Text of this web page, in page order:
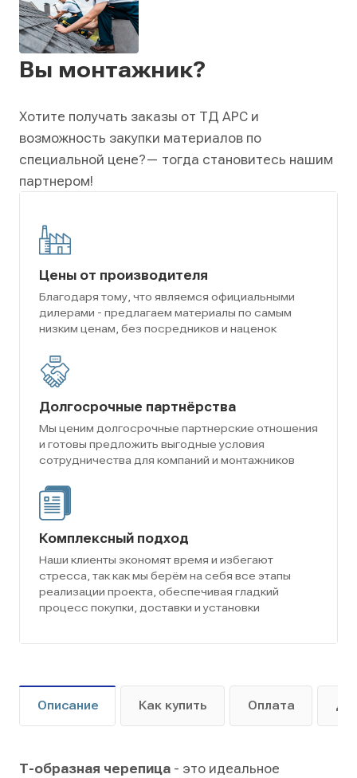
Вы монтажник?
Хотите получать заказы от ТД АРС и
возможность закупки материалов по
специальной цене?— тогда становитесь нашим
партнером!
Цены от производителя
Благодаря тому, что являемся официальными
дилерами - предлагаем материалы по самым
низким ценам, без посредников и наценок
Долгосрочные партнёрства
Мы ценим долгосрочные партнерские отношения
и готовы предложить выгодные условия
сотрудничества для компаний и монтажников
Комплексный подход
Наши клиенты экономят время и избегают
стресса, так как мы берём на себя все этапы
реализации проекта, обеспечивая гладкий
процесс покупки, доставки и установки
Описание Как купить Оплата
Т-образная черепица - это идеальное